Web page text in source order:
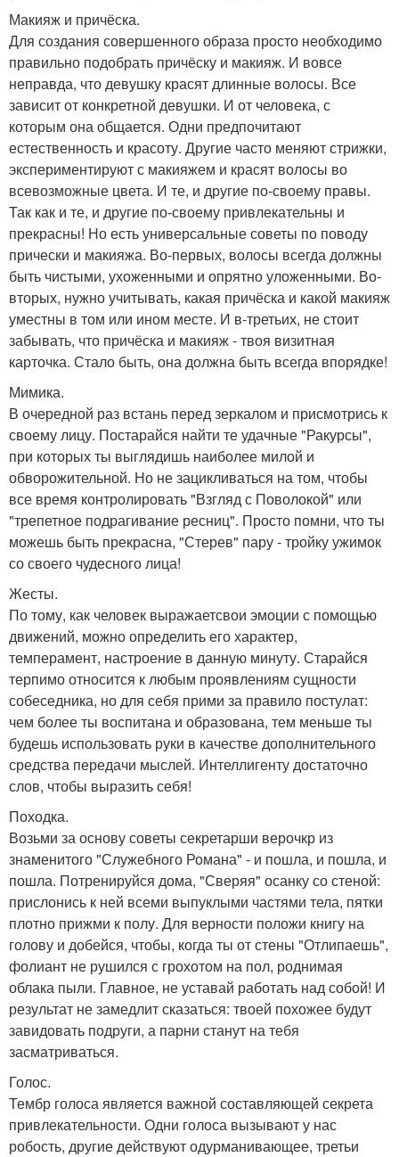
Макияж и причёска.
Для создания совершенного образа просто необходимо
правильно подобрать причёску и макияж. И вовсе
неправда, что девушку красят длинные волосы. Все
зависит от конкретной девушки. И от человека, с
которым она общается. Одни предпочитают
естественность и красоту. Другие часто меняют стрижки,
экспериментируют с макияжем и красят волосы во
всевозможные цвета. И те, и другие по-своему правы.
Так как и те, и другие по-своему привлекательны и
прекрасны! Но есть универсальные советы по поводу
прически и макияжа. Во-первых, волосы всегда должны
быть чистыми, ухоженными и опрятно уложенными. Во-
вторых, нужно учитывать, какая причёска и какой макияж
уместны в том или ином месте. И в-третьих, не стоит
забывать, что причёска и макияж - твоя визитная
карточка. Стало быть, она должна быть всегда впорядке!
Мимика.
В очередной раз встань перед зеркалом и присмотрись к
своему лицу. Постарайся найти те удачные "Ракурсы",
при которых ты выглядишь наиболее милой и
обворожительной. Но не зацикливаться на том, чтобы
все время контролировать "Взгляд с Поволокой" или
"трепетное подрагивание ресниц". Просто помни, что ты
можешь быть прекрасна, "Стерев" пару - тройку ужимок
со своего чудесного лица!
Жесты.
По тому, как человек выражаетсвои эмоции с помощью
движений, можно определить его характер,
темперамент, настроение в данную минуту. Старайся
терпимо относится к любым проявлениям сущности
собеседника, но для себя прими за правило постулат:
чем более ты воспитана и образована, тем меньше ты
будешь использовать руки в качестве дополнительного
средства передачи мыслей. Интеллигенту достаточно
слов, чтобы выразить себя!
Походка.
Возьми за основу советы секретарши верочкр из
знаменитого "Служебного Романа" - и пошла, и пошла, и
пошла. Потренируйся дома, "Сверяя" осанку со стеной:
прислонись к ней всеми выпуклыми частями тела, пятки
плотно прижми к полу. Для верности положи книгу на
голову и добейся, чтобы, когда ты от стены "Отлипаешь",
фолиант не рушился с грохотом на пол, роднимая
облака пыли. Главное, не уставай работать над собой! И
результат не замедлит сказаться: твоей похожее будут
завидовать подруги, а парни станут на тебя
засматриваться.
Голос.
Тембр голоса является важной составляющей секрета
привлекательности. Одни голоса вызывают у нас
робость, другие действуют одурманивающее, третьи